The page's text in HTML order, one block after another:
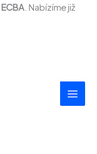
ECBA . Nabízíme již